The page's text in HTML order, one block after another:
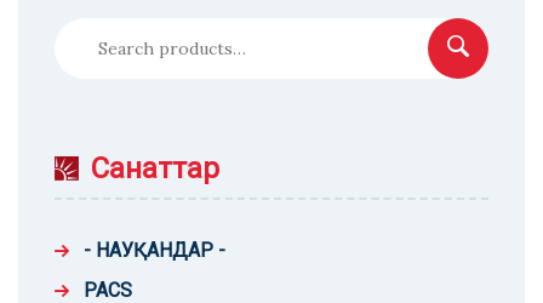
Санаттар
- НАУҚАНДАР -
PACS